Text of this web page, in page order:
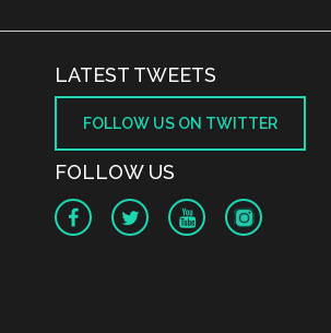
LATEST TWEETS
FOLLOW US ON TWITTER
FOLLOW US